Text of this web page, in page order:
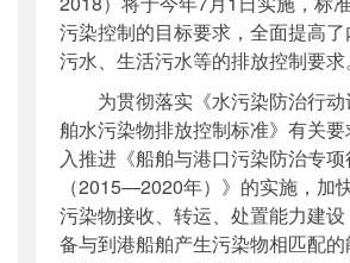
污染控制的目标要求，全面提高
污水、生活污水等的排放控制要求。
为贯彻落实《水污染防治行
舶水污染物排放控制标准》有关
入推进《船舶与港口污染防治专
（2015—2020年）》的实施，加
污染物接收、转运、处置能力建
备与到港船舶产生污染物相匹配的